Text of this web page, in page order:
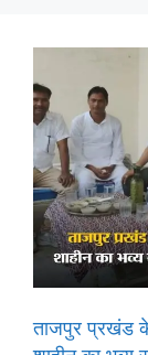
ताजपुर प्रखंड